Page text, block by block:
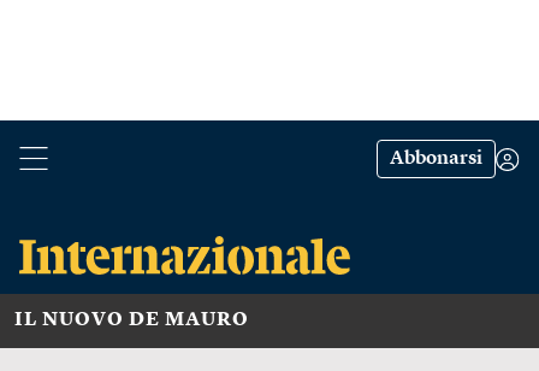
Abbonarsi
IL NUOVO DE MAURO